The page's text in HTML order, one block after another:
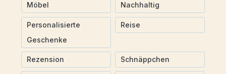
Möbel Nachhaltig
Personalisierte
Geschenke
Reise
Rezension Schnäppchen